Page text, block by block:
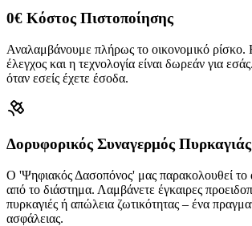
0€ Κόστος Πιστοποίησης
Αναλαμβάνουμε πλήρως το οικονομικό ρίσκο.
έλεγχος και η τεχνολογία είναι δωρεάν για
όταν εσείς έχετε έσοδα.
Δορυφορικός Συναγερμός Πυρκαγιάς
Ο 'Ψηφιακός Δασοπόνος' μας παρακολουθεί
από το διάστημα. Λαμβάνετε έγκαιρες
πυρκαγιές ή απώλεια ζωτικότητας – ένα
ασφάλειας.